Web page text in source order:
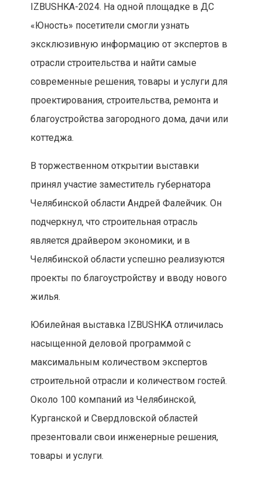
IZBUSHKA-2024. На одной площадке в ДС
«Юность» посетители смогли узнать
эксклюзивную информацию от экспертов в
отрасли строительства и найти самые
современные решения, товары и услуги для
проектирования, строительства, ремонта и
благоустройства загородного дома, дачи или
коттеджа.
В торжественном открытии выставки
принял участие заместитель губернатора
Челябинской области Андрей Фалейчик. Он
подчеркнул, что строительная отрасль
является драйвером экономики, и в
Челябинской области успешно реализуются
проекты по благоустройству и вводу нового
жилья.
Юбилейная выставка IZBUSHKA отличилась
насыщенной деловой программой с
максимальным количеством экспертов
строительной отрасли и количеством гостей.
Около 100 компаний из Челябинской,
Курганской и Свердловской областей
презентовали свои инженерные решения,
товары и услуги.